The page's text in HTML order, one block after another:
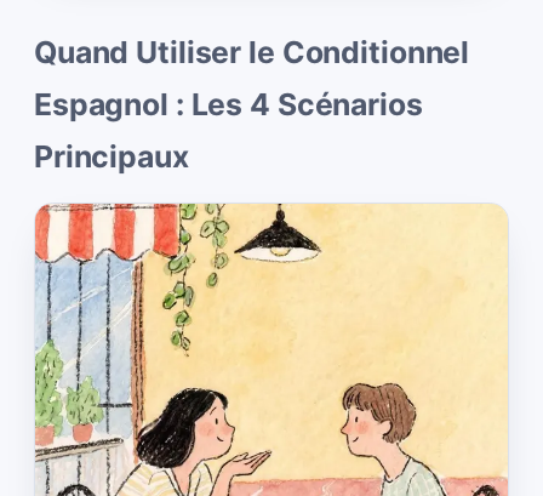
Quand Utiliser le Conditionnel
Espagnol : Les 4 Scénarios
Principaux